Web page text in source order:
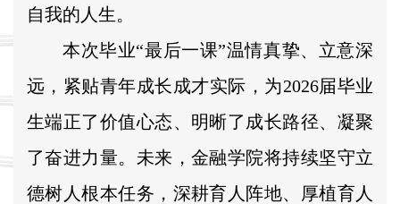
自我的人生。
本次毕业“最后一课”温情真挚、立意深
远，紧贴青年成长成才实际，为2026届毕业
生端正了价值心态、明晰了成长路径、凝聚
了奋进力量。未来，金融学院将持续坚守立
德树人根本任务，深耕育人阵地、厚植育人